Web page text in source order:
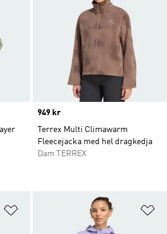
Price
949 kr
Terrex Multi Climawarm
Fleecejacka med hel dragkedja
Dam TERREX
Lägg till på önskelistan